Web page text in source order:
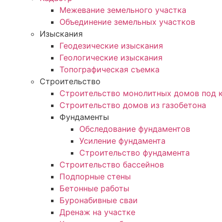
Межевание земельного участка
Объединение земельных участков
Изыскания
Геодезические изыскания
Геологические изыскания
Топографическая съемка
Строительство
Строительство монолитных домов под
Строительство домов из газобетона
Фундаменты
Обследование фундаментов
Усиление фундамента
Строительство фундамента
Строительство бассейнов
Подпорные стены
Бетонные работы
Буронабивные сваи
Дренаж на участке